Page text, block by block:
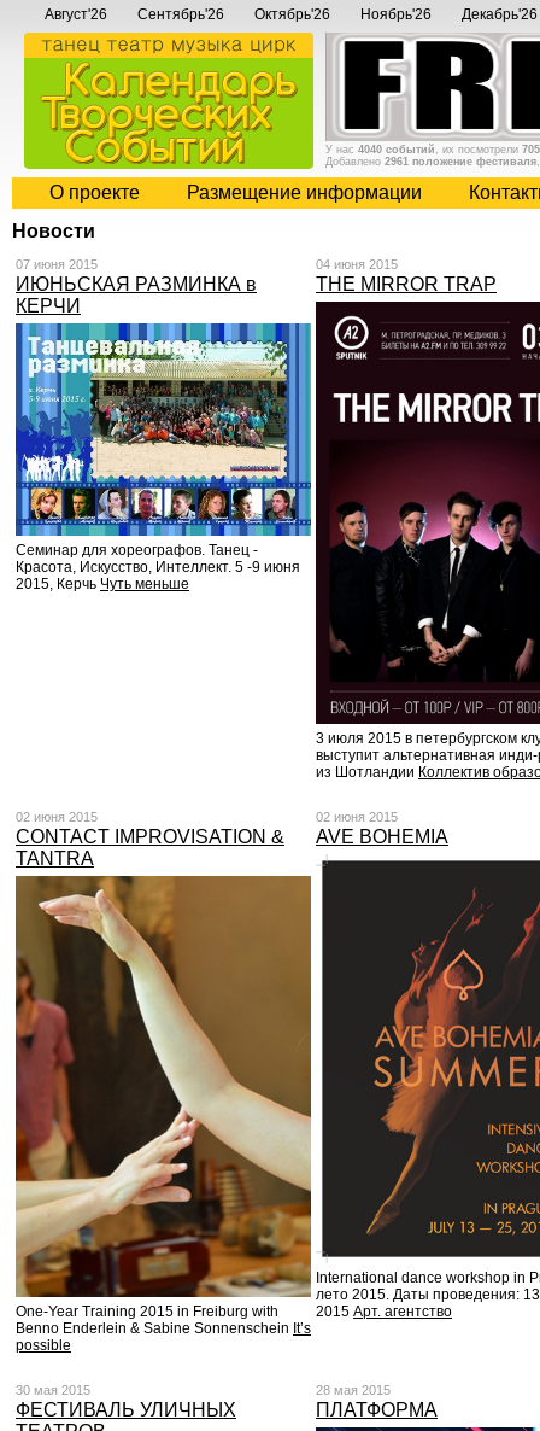
Август'26 Сентябрь'26 Октябрь'26 Ноябрь'26 Декабрь'26
У нас 4040 событий , их посмотрели
Добавлено 2961 положение фестиваля
О проекте Размещение информации
Новости
07 июня 2015
ИЮНЬСКАЯ РАЗМИНКА в
КЕРЧИ
Семинар для хореографов. Танец -
Красота, Искусство, Интеллект. 5 -9 июня
2015, Керчь Чуть меньше
04 июня 2015
THE MIRROR TRAP
3 июля 2015 в петербургском
выступит альтернативная инди-
из Шотландии Коллектив
02 июня 2015
CONTACT IMPROVISATION &
TANTRA
One-Year Training 2015 in Freiburg with
Benno Enderlein & Sabine Sonnenschein It’s
possible
02 июня 2015
AVE BOHEMIA
International dance workshop in
лето 2015. Даты проведения:
2015 Арт. агентство
30 мая 2015
ФЕСТИВАЛЬ УЛИЧНЫХ
28 мая 2015
ПЛАТФОРМА